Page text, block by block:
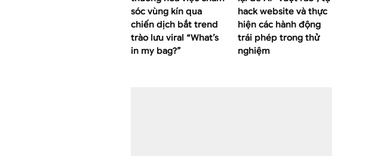
sóc vùng kín qua
chiến dịch bắt trend
trào lưu viral “What’s
in my bag?”
hack website và thực
hiện các hành động
trái phép trong thử
nghiệm